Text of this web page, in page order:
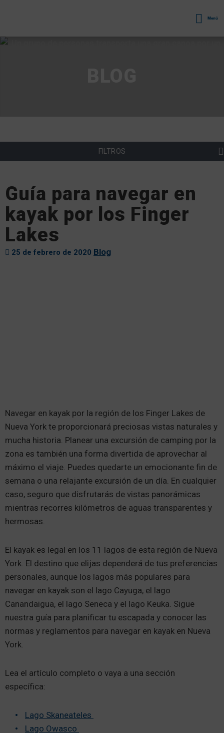
Menú
FILTROS
Guía para navegar en
kayak por los Finger
Lakes
25 de febrero de 2020 Blog
Navegar en kayak por la región de los Finger Lakes de
Nueva York te proporcionará preciosas vistas naturales y
mucha historia. Planear una excursión de camping por la
zona es también una forma divertida de aprovechar al
máximo el viaje. Puedes quedarte un emocionante fin de
semana o una relajante excursión de un día. En cualquier
caso, seguro que disfrutarás de vistas panorámicas
mientras recorres kilómetros de aguas transparentes y
hermosas.
El kayak es legal en los 11 lagos de esta región de Nueva
York. El destino que elijas dependerá de tus preferencias
personales, aunque los lagos más populares para
navegar en kayak son el lago Cayuga, el lago
Canandaigua, el lago Seneca y el lago Keuka. Sigue
nuestra guía para planificar tu escapada y conocer las
normas y reglamentos para navegar en kayak en Nueva
York.
Lea el artículo completo o vaya a una sección
específica:
Lago Skaneateles
Lago Owasco